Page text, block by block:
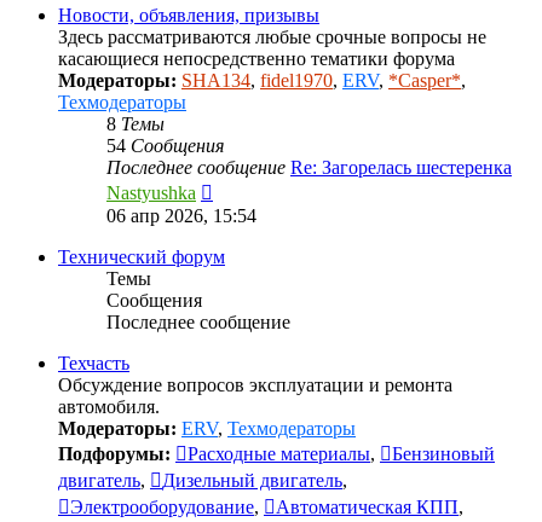
сообщению
Новости, объявления, призывы
Здесь рассматриваются любые срочные вопросы не
касающиеся непосредственно тематики форума
Модераторы: SHA134, fidel1970, ERV, *Casper*,
Техмодераторы
8 Темы
54 Сообщения
Последнее сообщение Re: Загорелась шестеренка
Nastyushka
к
сообщению
06 апр 2026, 15:54
Технический форум
Темы
Сообщения
Последнее сообщение
Техчасть
Обсуждение вопросов эксплуатации и ремонта
автомобиля.
Модераторы: ERV, Техмодераторы
Подфорумы:
Расходные материалы,
Бензиновый
двигатель, Дизельный двигатель,
Электрооборудование, Автоматическая КПП,